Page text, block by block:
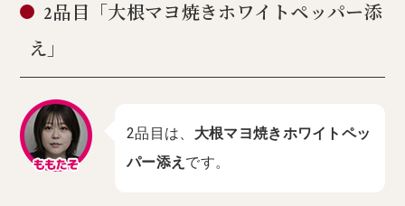
2品目「大根マヨ焼きホワイトペッパー添
え」
2品目は、 大根マヨ焼きホワイトペッ
パー添え です。